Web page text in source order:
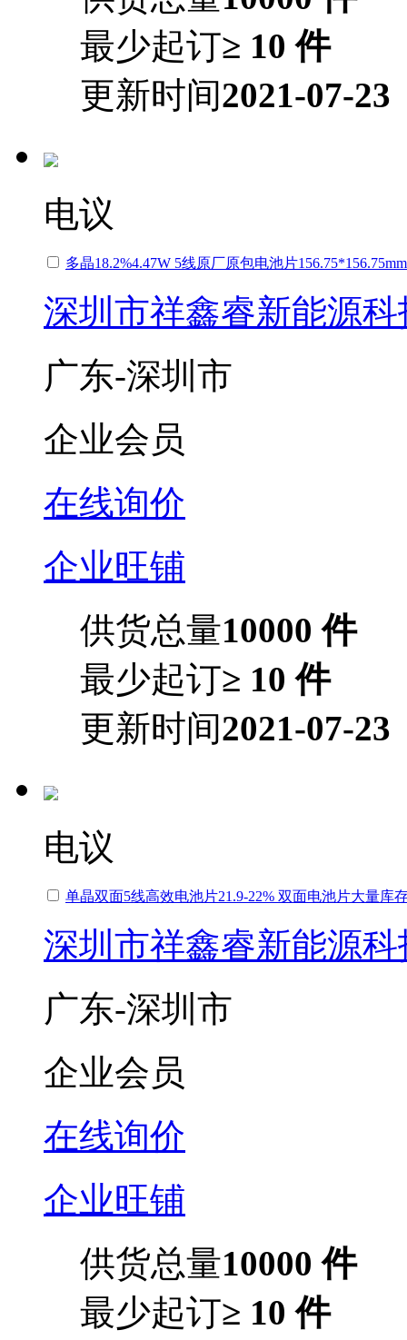
最少起订≥ 10 件
更新时间2021-07-23
电议
多晶18.2%4.47W 5线原厂原包电池片
深圳市祥鑫睿新能源
广东-深圳市
企业会员
在线询价
企业旺铺
供货总量10000 件
最少起订≥ 10 件
更新时间2021-07-23
电议
单晶双面5线高效电池片21.9-22% 双面电池片大量库
深圳市祥鑫睿新能源
广东-深圳市
企业会员
在线询价
企业旺铺
供货总量10000 件
最少起订≥ 10 件